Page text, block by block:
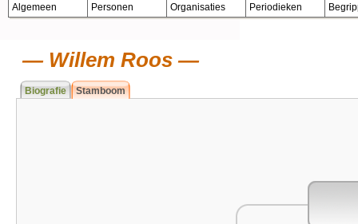
Algemeen Personen Organisaties Periodieken
Willem Roos
Biografie Stamboom